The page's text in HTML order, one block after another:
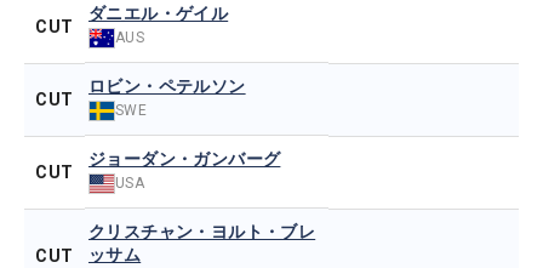
CUT
ダニエル・ゲイル
AUS
CUT
ロビン・ペテルソン
SWE
CUT
ジョーダン・ガンバーグ
USA
CUT
クリスチャン・ヨルト・ブレ
ッサム